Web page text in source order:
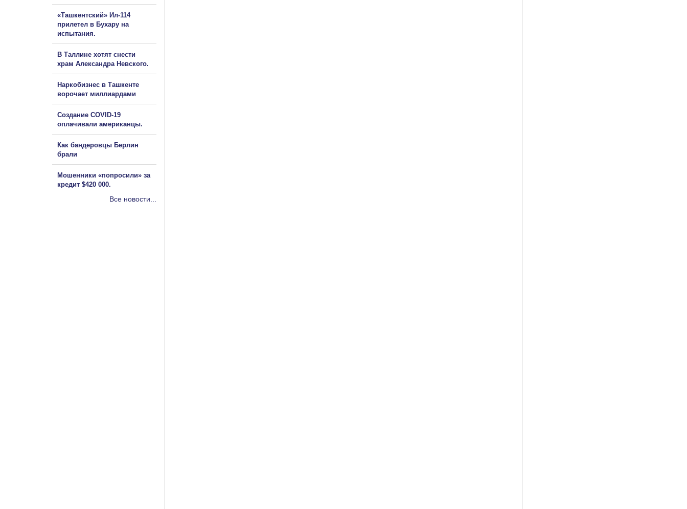
«Ташкентский» Ил-114
прилетел в Бухару на
испытания.
В Таллине хотят снести
храм Александра Невского.
Наркобизнес в Ташкенте
ворочает миллиардами
Создание COVID-19
оплачивали американцы.
Как бандеровцы Берлин
брали
Мошенники «попросили» за
кредит $420 000.
Все новости...